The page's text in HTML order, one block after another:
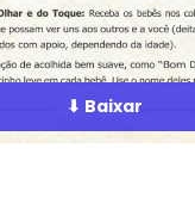
⬇ Baixar